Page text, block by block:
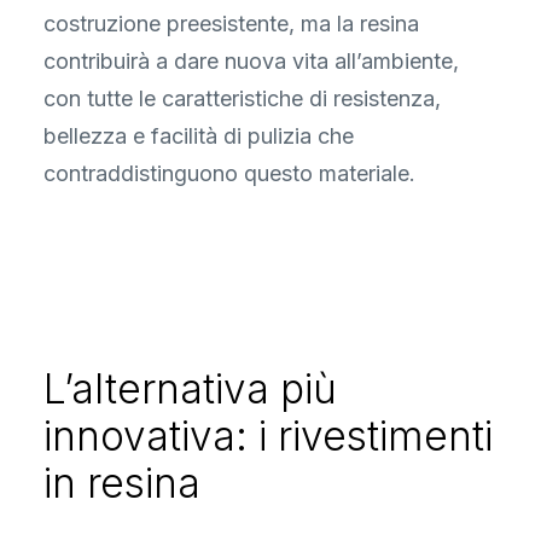
costruzione preesistente, ma la resina
contribuirà a dare nuova vita all’ambiente,
con tutte le caratteristiche di resistenza,
bellezza e facilità di pulizia che
contraddistinguono questo materiale.
L’alternativa più
innovativa: i rivestimenti
in resina